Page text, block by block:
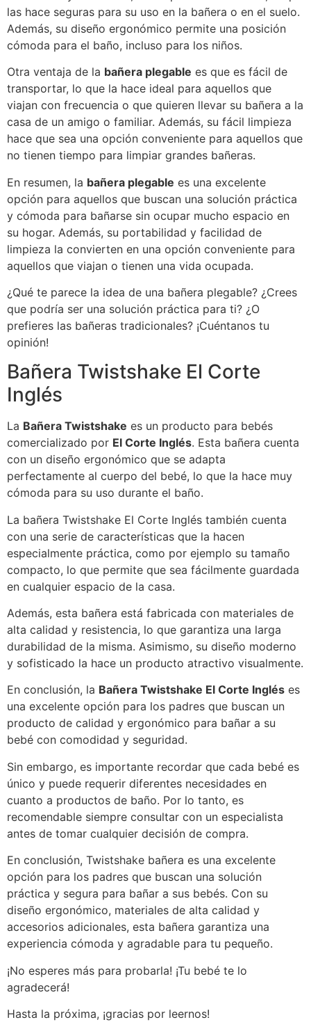
las hace seguras para su uso en la bañera o en el suelo.
Además, su diseño ergonómico permite una posición
cómoda para el baño, incluso para los niños.
Otra ventaja de la bañera plegable es que es fácil de
transportar, lo que la hace ideal para aquellos que
viajan con frecuencia o que quieren llevar su bañera a la
casa de un amigo o familiar. Además, su fácil limpieza
hace que sea una opción conveniente para aquellos que
no tienen tiempo para limpiar grandes bañeras.
En resumen, la bañera plegable es una excelente
opción para aquellos que buscan una solución práctica
y cómoda para bañarse sin ocupar mucho espacio en
su hogar. Además, su portabilidad y facilidad de
limpieza la convierten en una opción conveniente para
aquellos que viajan o tienen una vida ocupada.
¿Qué te parece la idea de una bañera plegable? ¿Crees
que podría ser una solución práctica para ti? ¿O
prefieres las bañeras tradicionales? ¡Cuéntanos tu
opinión!
Bañera Twistshake El Corte
Inglés
La Bañera Twistshake es un producto para bebés
comercializado por El Corte Inglés. Esta bañera cuenta
con un diseño ergonómico que se adapta
perfectamente al cuerpo del bebé, lo que la hace muy
cómoda para su uso durante el baño.
La bañera Twistshake El Corte Inglés también cuenta
con una serie de características que la hacen
especialmente práctica, como por ejemplo su tamaño
compacto, lo que permite que sea fácilmente guardada
en cualquier espacio de la casa.
Además, esta bañera está fabricada con materiales de
alta calidad y resistencia, lo que garantiza una larga
durabilidad de la misma. Asimismo, su diseño moderno
y sofisticado la hace un producto atractivo visualmente.
En conclusión, la Bañera Twistshake El Corte Inglés es
una excelente opción para los padres que buscan un
producto de calidad y ergonómico para bañar a su
bebé con comodidad y seguridad.
Sin embargo, es importante recordar que cada bebé es
único y puede requerir diferentes necesidades en
cuanto a productos de baño. Por lo tanto, es
recomendable siempre consultar con un especialista
antes de tomar cualquier decisión de compra.
En conclusión, Twistshake bañera es una excelente
opción para los padres que buscan una solución
práctica y segura para bañar a sus bebés. Con su
diseño ergonómico, materiales de alta calidad y
accesorios adicionales, esta bañera garantiza una
experiencia cómoda y agradable para tu pequeño.
¡No esperes más para probarla! ¡Tu bebé te lo
agradecerá!
Hasta la próxima, ¡gracias por leernos!